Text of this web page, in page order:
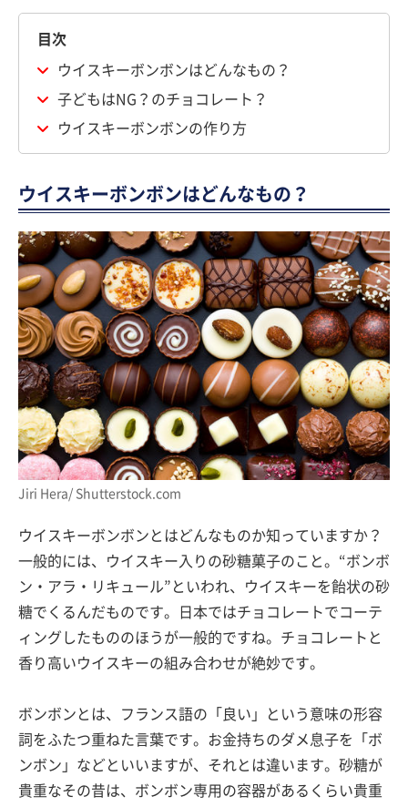
目次
ウイスキーボンボンはどんなもの？
子どもはNG？のチョコレート？
ウイスキーボンボンの作り方
ウイスキーボンボンはどんなもの？
Jiri Hera/ Shutterstock.com
ウイスキーボンボンとはどんなものか知っていますか？
一般的には、ウイスキー入りの砂糖菓子のこと。“ボンボ
ン・アラ・リキュール”といわれ、ウイスキーを飴状の砂
糖でくるんだものです。日本ではチョコレートでコーテ
ィングしたもののほうが一般的ですね。チョコレートと
香り高いウイスキーの組み合わせが絶妙です。
ボンボンとは、フランス語の「良い」という意味の形容
詞をふたつ重ねた言葉です。お金持ちのダメ息子を「ボ
ンボン」などといいますが、それとは違います。砂糖が
貴重なその昔は、ボンボン専用の容器があるくらい貴重